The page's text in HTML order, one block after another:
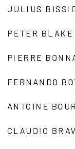
JULIUS
PETER BLAKE
PIERRE
FERNANDO
ANTOINE
CLAUDIO